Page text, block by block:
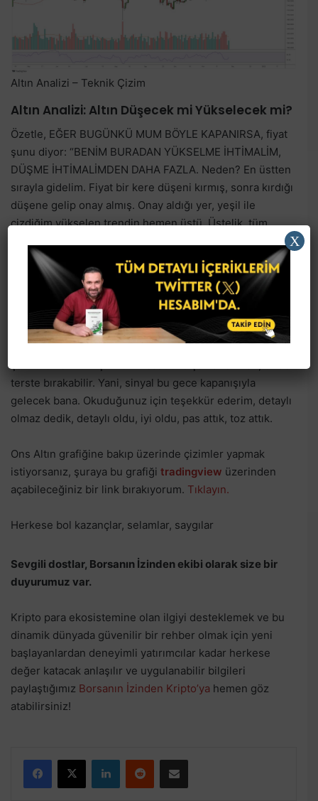
Altın Analizi – Teknik Çizim
Altın Analizi: Altın Düşecek mi Yükselecek mi?
Özetle, EĞER BUGÜNKÜ MUM BÖYLE KAPANIRSA, fiyat
şunu diyor: “BENİM BURADAN YÜKSELME İHTİMALİM,
DÜŞME İHTİMALİMDEN DAHA FAZLA. Neden? En üstten
sırayla gidelim. Fiyat bir kere düşeni kırmış, sonra kırdığı
düşene gelip onay almış. Onay aldığı yer, yeşil ile
çizdiğim yükselen trendin hemen üstü. Üstelik, tüm
önemli hareketli ortalamaların da tam oraya denk gelmiş,
bir de iki güzel fibo düzeltme seviyesinin orada. Üstelik,
dalga yapısı da bullish olarak güncellenmiş, yükseliş
lehine dönmüş.
Özetin özeti, mum böyle kapatırsa, Pazartesi sabahtan
misler gibi bir XAUUSD Longum olacak. Şimdi açmam,
çünkü ONS Altın için 10-12 saat bile çok önemlidir, birden
terste bırakabilir. Yani, sinyal bu gece kapanışıyla
gelecek bana. Okuduğunuz için teşekkür ederim, detaylı
olmaz dedik, detaylı oldu, iyi oldu, pas attık, toz attık.
Ons Altın grafiğine bakıp üzerinde çizimler yapmak
istiyorsanız, şuraya bu grafiği tradingview üzerinden
açabileceğiniz bir link bırakıyorum. Tıklayın.
Herkese bol kazançlar, selamlar, saygılar
Sevgili dostlar, Borsanın İzinden ekibi olarak size bir
duyurumuz var.
Kripto para ekosistemine olan ilgiyi desteklemek ve bu
dinamik dünyada güvenilir bir rehber olmak için yeni
başlayanlardan deneyimli yatırımcılar kadar herkese
değer katacak anlaşılır ve uygulanabilir bilgileri
paylaştığımız Borsanın İzinden Kripto’ya hemen göz
atabilirsiniz!
Facebook
X LinkedInReddit E-Posta ile paylaş
X